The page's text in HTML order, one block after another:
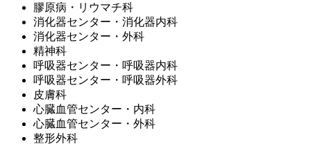
膠原病・リウマチ科
消化器センター・消化器内科
消化器センター・外科
精神科
呼吸器センター・呼吸器内科
呼吸器センター・呼吸器外科
皮膚科
心臓血管センター・内科
心臓血管センター・外科
整形外科